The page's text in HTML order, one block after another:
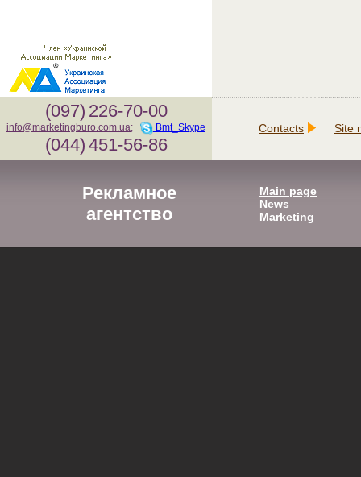
(097) 226-70-00
info@marketingburo.com.ua; Bmt_Skype
(044) 451-56-86
Contacts Site
Рекламное
агентство
Main page
News
Marketing